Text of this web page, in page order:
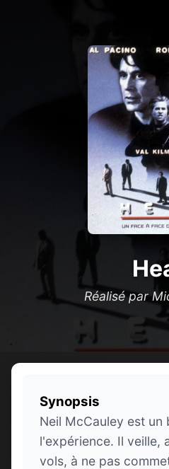
Réalisé par
Synopsis
Neil McCauley est un
l'expérience. Il veille,
vols, à ne pas